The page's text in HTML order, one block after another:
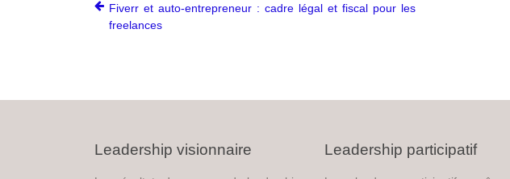
Fiverr et auto-entrepreneur : cadre légal et fiscal pour les
freelances
Leadership visionnaire Leadership participatif